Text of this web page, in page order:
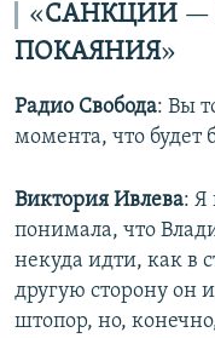
«​САНКЦИИ — ​
ПОКАЯНИЯ»​
Радио Свобода: ​Вы
момента, что будет
Виктория Ивлева: Я
понимала, что
некуда идти, как в
другую сторону он
штопор, но,